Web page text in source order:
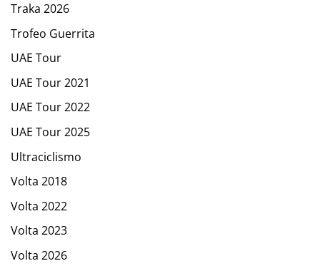
Traka 2026
Trofeo Guerrita
UAE Tour
UAE Tour 2021
UAE Tour 2022
UAE Tour 2025
Ultraciclismo
Volta 2018
Volta 2022
Volta 2023
Volta 2026